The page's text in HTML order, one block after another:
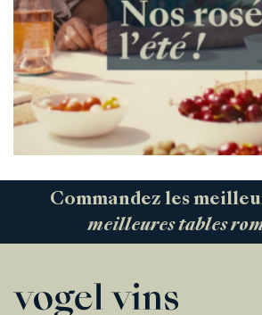
Commandez les
meilleures tables